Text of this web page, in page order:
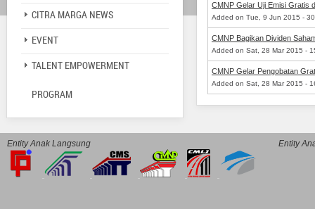
CITRA MARGA NEWS
EVENT
TALENT EMPOWERMENT
PROGRAM
CMNP Gelar Uji Emisi Gratis
Added on Tue, 9 Jun 2015 -
CMNP Bagikan Dividen
Added on Sat, 28 Mar 2015 -
CMNP Gelar Pengobatan
Added on Sat, 28 Mar 2015 -
Entity Anak Langsung Entity